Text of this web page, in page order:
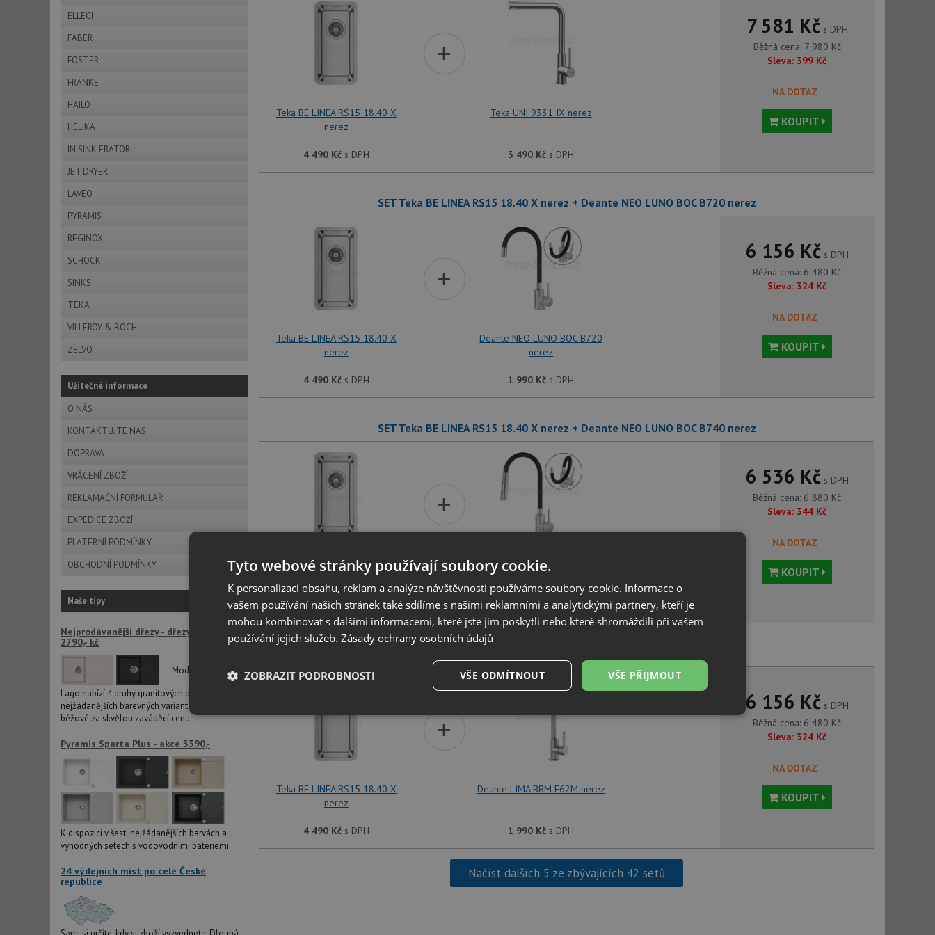
ELLECI
FABER
FOSTER
FRANKE
HAILO
HELIKA
IN SINK ERATOR
JET DRYER
LAVEO
PYRAMIS
REGINOX
SCHOCK
SINKS
TEKA
VILLEROY & BOCH
ZELVO
Užitečné informace
O NÁS
KONTAKTUJTE NÁS
DOPRAVA
VRÁCENÍ ZBOŽÍ
REKLAMAČNÍ FORMULÁŘ
EXPEDICE ZBOŽÍ
PLATEBNÍ PODMÍNKY
OBCHODNÍ PODMÍNKY
Naše tipy
Nejprodávanější dřezy - dřezy LAGO již od
2790,- kč
Modelová řada
Lago nabízí 4 druhy granitových dřezů ve dvou
nejžádanějších barevných variantách černé a
béžové za skvělou zaváděcí cenu.
Pyramis Sparta Plus - akce 3390,-
K dispozici v šesti nejžádanějších barvách a
výhodných setech s vodovodními bateriemi.
24 výdejních míst po celé České
republice
Teka BE LINEA RS15 18.40 X
nerez
4 490 Kčs DPH
+
Teka UNI 9331 IX nerez
3 490 Kč s DPH
7 581 Kčs DPH
Běžná cena: 7 980 Kč
Sleva: 399 Kč
NA DOTAZ
KOUPIT
SET Teka BE LINEA RS15 18.40 X nerez + Deante NEO LUNO BOC B720 nerez
Teka BE LINEA RS15 18.40 X
nerez
4 490 Kčs DPH
+
Deante NEO LUNO BOC B720
nerez
1 990 Kč s DPH
6 156 Kčs DPH
Běžná cena: 6 480 Kč
Sleva: 324 Kč
NA DOTAZ
KOUPIT
SET Teka BE LINEA RS15 18.40 X nerez + Deante NEO LUNO BOC B740 nerez
Teka BE LINEA RS15 18.40 X
4 490 Kč s DPH
+
Deante NEO LUNO BOC B740
2 390 Kčs DPH
6 536 Kčs DPH
Běžná cena: 6 880 Kč
Sleva: 344 Kč
NA DOTAZ
KOUPIT
Teka BE LINEA RS15 18.40 X
nerez
4 490 Kčs DPH
+
Deante LIMA BBM F62M nerez
1 990 Kč s DPH
6 156 Kčs DPH
Běžná cena: 6 480 Kč
Sleva: 324 Kč
NA DOTAZ
KOUPIT
Načíst dalších 5 ze zbývajících 42 setů
Tyto webové stránky používají soubory cookie.
K personalizaci obsahu, reklam a analýze návštěvnosti používáme soubory cookie. Informace o
vašem používání našich stránek také sdílíme s našimi reklamními a analytickými partnery, kteří je
mohou kombinovat s dalšími informacemi, které jste jim poskytli nebo které shromáždili při vašem
používání jejich služeb. Zásady ochrany osobních údajů
VŠE PŘIJMOUT
VŠE ODMÍTNOUT
ZOBRAZIT PODROBNOSTI
Nezbytně nutné
Výkonové
Soubory cílení Funkční soubory
Nezařazené
Nezbytně nutné soubory Výkonové soubory Funkční soubory
Nezbytně nutné soubory cookie umožňují základní funkce webových stránek, jako je přihlášení uživatele a správa účtu. Webové
stránky nelze bez nezbytně nutných souborů cookie správně používat.
Popis